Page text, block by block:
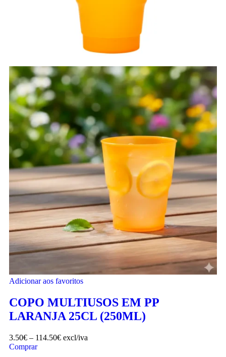
Adicionar aos favoritos
COPO MULTIUSOS EM PP
LARANJA 25CL (250ML)
3.50€ – 114.50€ excl/iva
Comprar